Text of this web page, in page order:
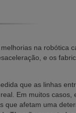
na robótica
e os
que as linhas
Em muitos
afetam uma